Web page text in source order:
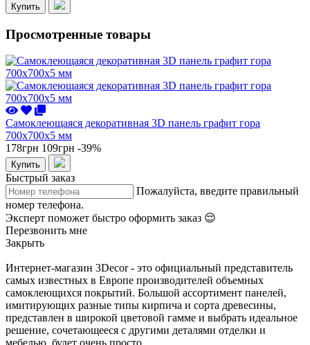
Купить
Просмотренные товары
Самоклеющаяся декоративная 3D панель графит гора
700x700x5 мм
178грн 109грн -39%
Купить
Быстрый заказ
Пожалуйста, введите правильный
номер телефона.
Эксперт поможет быстро оформить заказ 😌
Перезвонить мне
Закрыть
Интернет-магазин 3Decor - это официальный представитель
самых известных в Европе производителей объемных
самоклеющихся покрытий. Большой ассортимент панелей,
имитирующих разные типы кирпича и сорта древесины,
представлен в широкой цветовой гамме и выбрать идеальное
решение, сочетающееся с другими деталями отделки и